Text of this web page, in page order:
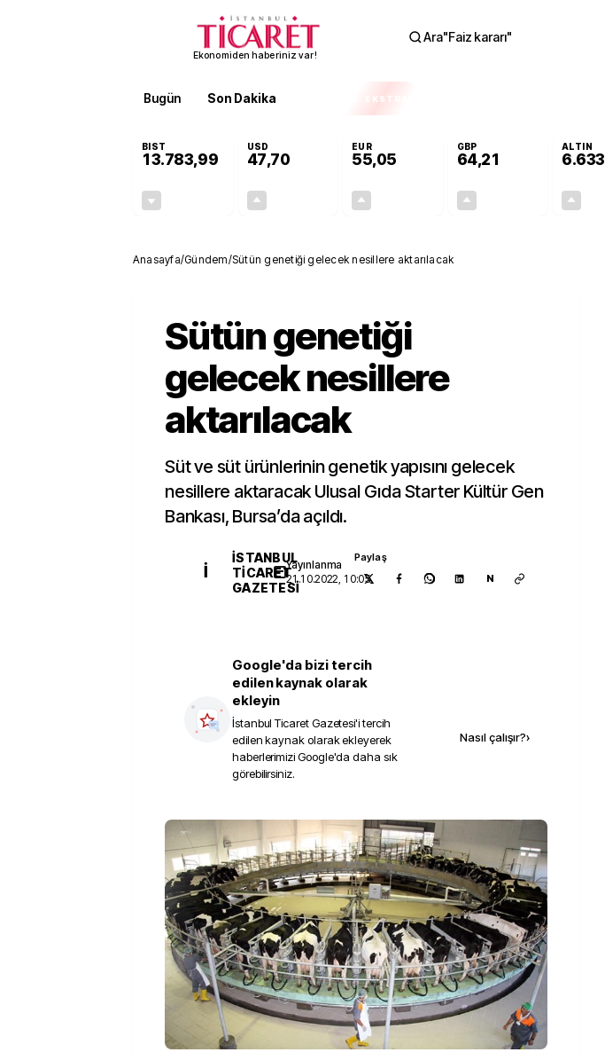
Ekonomiden haberiniz var!
Ara"Faiz kararı"
Bugün Son Dakika EKSTRA
BIST
13.783,99
USD
47,70
EUR
55,05
GBP
64,21
ALTIN
6.633
Anasayfa/Gündem/Sütün genetiği gelecek nesillere aktarılacak
Sütün genetiği
gelecek nesillere
aktarılacak
Süt ve süt ürünlerinin genetik yapısını gelecek
nesillere aktaracak Ulusal Gıda Starter Kültür Gen
Bankası, Bursa’da açıldı.
İ
İSTANBUL
TICARET
GAZETESI
Yayınlanma
21.10.2022, 10:05
Paylaş
N
Google'da bizi tercih
edilen kaynak olarak
ekleyin
İstanbul Ticaret Gazetesi'i tercih
edilen kaynak olarak ekleyerek
haberlerimizi Google'da daha sık
görebilirsiniz.
Nasıl çalışır?›